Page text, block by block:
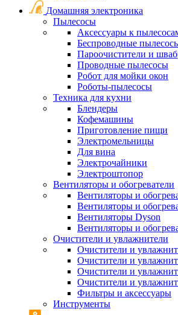
Домашняя электроника
Пылесосы
Аксессуары к
Беспроводные
Пароочистители и
Проводные пылесосы
Робот для мойки окон
Роботы-пылесосы
Техника для кухни
Блендеры
Кофемашины
Приготовление пищи
Электромельницы
Для вина
Электрочайники
Электроштопор
Вентиляторы и обогреватели
Вентиляторы и
Вентиляторы и
Вентиляторы Dyson
Вентиляторы и
Очистители и увлажнители
Очистители и
Очистители и
Очистители и
Очистители и
Фильтры и аксессуары
Инструменты